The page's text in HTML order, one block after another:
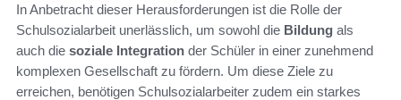
In Anbetracht dieser Herausforderungen ist die Rolle der
Schulsozialarbeit unerlässlich, um sowohl die Bildung als
auch die soziale Integration der Schüler in einer zunehmend
komplexen Gesellschaft zu fördern. Um diese Ziele zu
erreichen, benötigen Schulsozialarbeiter zudem ein starkes